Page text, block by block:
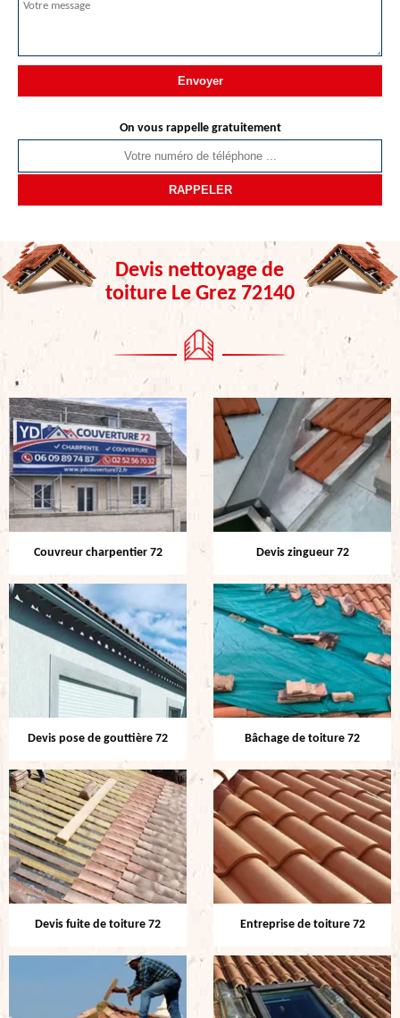
On vous rappelle gratuitement
Devis nettoyage de
toiture Le Grez 72140
Couvreur charpentier 72 Devis zingueur 72
Devis pose de gouttière 72 Bâchage de toiture 72
Devis fuite de toiture 72 Entreprise de toiture 72